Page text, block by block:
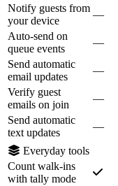
Notify guests from
your device
—
Auto-send on
queue events
—
Send automatic
email updates
—
Verify guest
emails on join
—
Send automatic
text updates
—
Everyday tools
Count walk-ins
with tally mode